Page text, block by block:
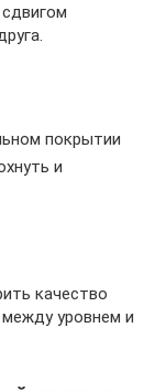
покрытии
и
качество
уровнем и